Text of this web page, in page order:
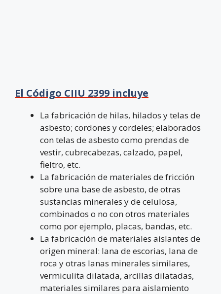
El Código CIIU 2399 incluye
La fabricación de hilas, hilados y telas de
asbesto; cordones y cordeles; elaborados
con telas de asbesto como prendas de
vestir, cubrecabezas, calzado, papel,
fieltro, etc.
La fabricación de materiales de fricción
sobre una base de asbesto, de otras
sustancias minerales y de celulosa,
combinados o no con otros materiales
como por ejemplo, placas, bandas, etc.
La fabricación de materiales aislantes de
origen mineral: lana de escorias, lana de
roca y otras lanas minerales similares,
vermiculita dilatada, arcillas dilatadas,
materiales similares para aislamiento